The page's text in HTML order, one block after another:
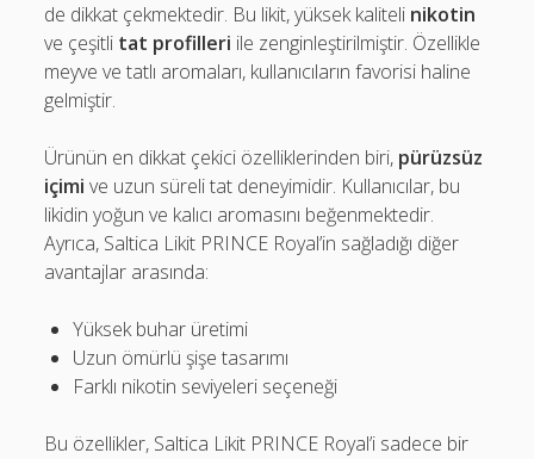
de dikkat çekmektedir. Bu likit, yüksek kaliteli nikotin
ve çeşitli tat profilleri ile zenginleştirilmiştir. Özellikle
meyve ve tatlı aromaları, kullanıcıların favorisi haline
gelmiştir.
Ürünün en dikkat çekici özelliklerinden biri, pürüzsüz
içimi ve uzun süreli tat deneyimidir. Kullanıcılar, bu
likidin yoğun ve kalıcı aromasını beğenmektedir.
Ayrıca, Saltica Likit PRINCE Royal’in sağladığı diğer
avantajlar arasında:
Yüksek buhar üretimi
Uzun ömürlü şişe tasarımı
Farklı nikotin seviyeleri seçeneği
Bu özellikler, Saltica Likit PRINCE Royal’i sadece bir